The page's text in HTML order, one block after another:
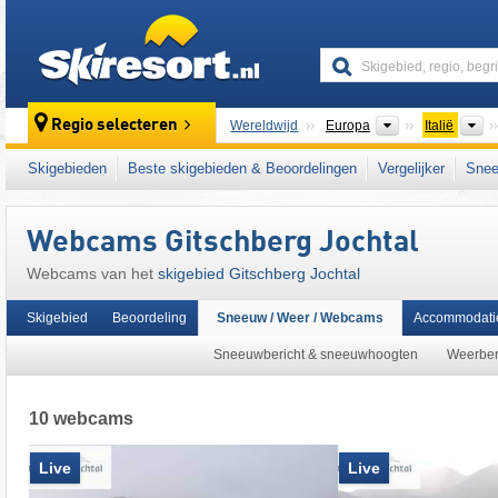
Regio selecteren Wereldwijd Europa Continenten
Italië
Dit skigebied ligt ook in: Pustertal Zillertaler
centrale deel van de oostelijke
Skigebieden Beste skigebieden & Beoordelingen Vergelijker
Webcams Gitschberg Jochtal
Webcams van het skigebied Gitschberg Jochtal
Skigebied Beoordeling Sneeuw / Weer / Webcams
Sneeuwbericht & sneeuwhoogten
10 webcams
Live Live